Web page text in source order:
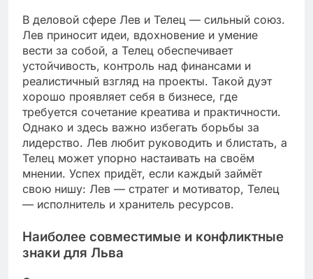
В деловой сфере Лев и Телец — сильный союз.
Лев приносит идеи, вдохновение и умение
вести за собой, а Телец обеспечивает
устойчивость, контроль над финансами и
реалистичный взгляд на проекты. Такой дуэт
хорошо проявляет себя в бизнесе, где
требуется сочетание креатива и практичности.
Однако и здесь важно избегать борьбы за
лидерство. Лев любит руководить и блистать, а
Телец может упорно настаивать на своём
мнении. Успех придёт, если каждый займёт
свою нишу: Лев — стратег и мотиватор, Телец
— исполнитель и хранитель ресурсов.
Наиболее совместимые и конфликтные
знаки для Льва